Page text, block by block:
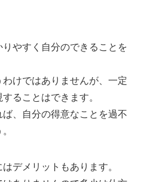
やすく自分のできることを
けではありませんが、一定
ることはできます。
、自分の得意なことを過不
デメリットもあります。